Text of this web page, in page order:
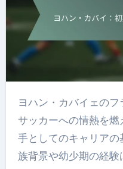
ヨハン・カバイェのフランスでの幼少期は、彼の
サッカーへの情熱を
手としてのキャリア
族背景や幼少期の経